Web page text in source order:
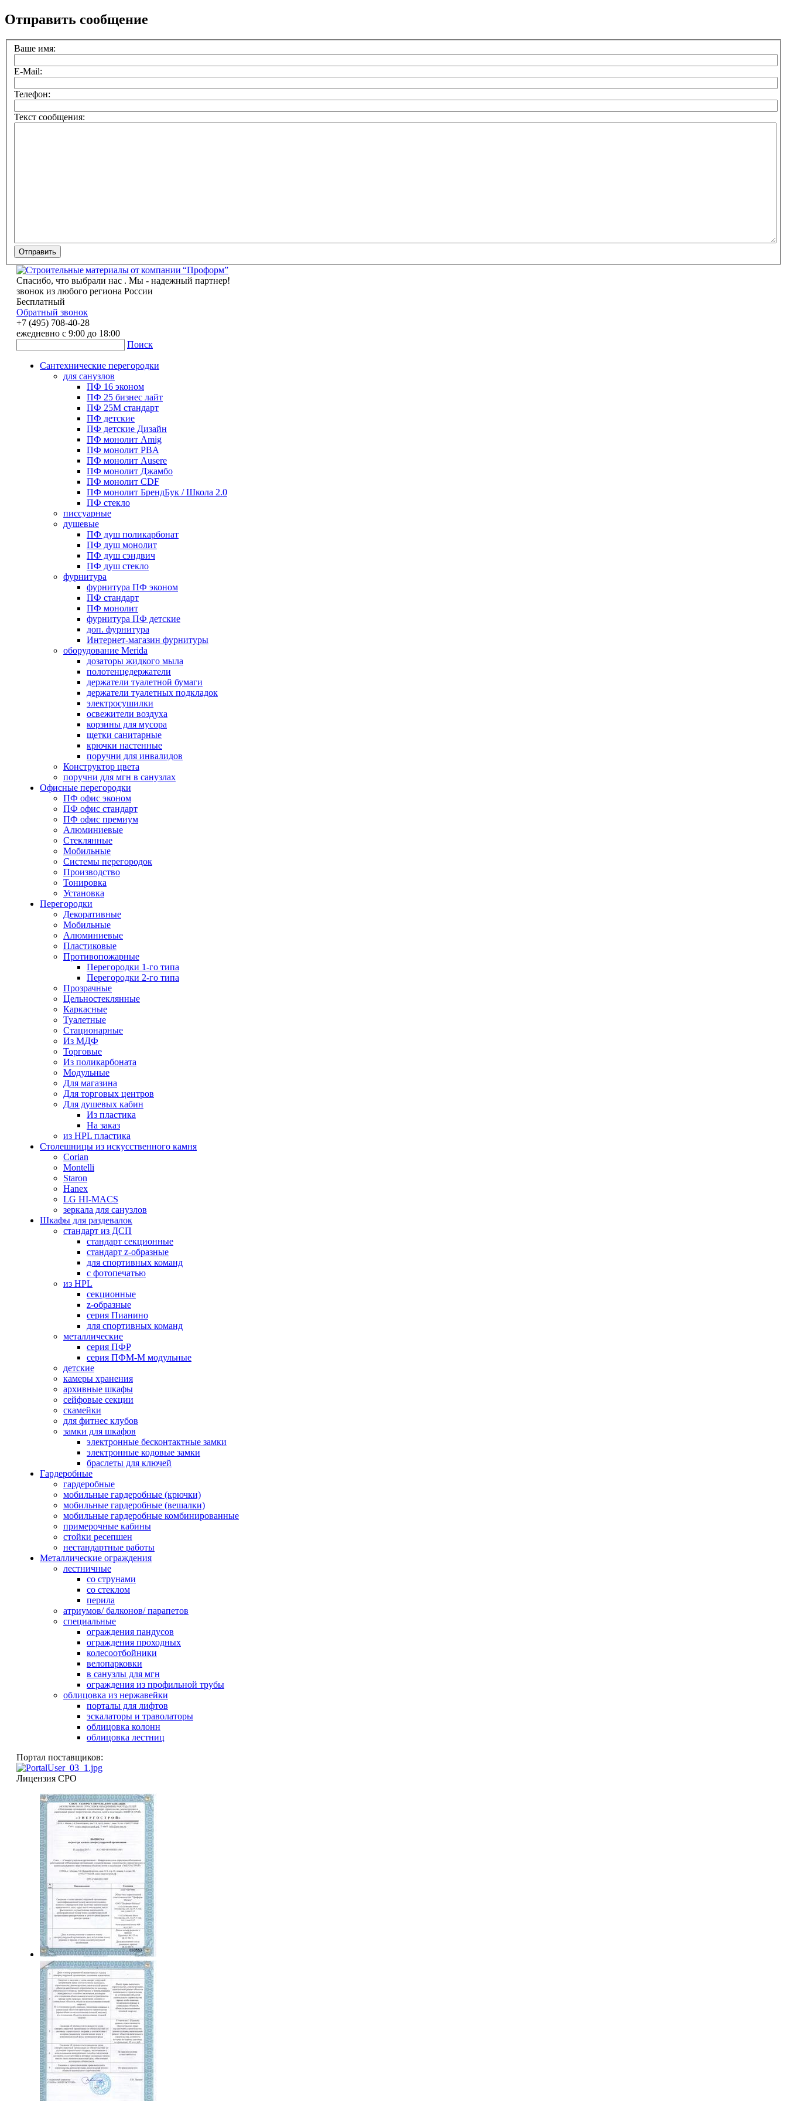
Отправить сообщение
Ваше имя:
E-Mail:
Телефон:
Текст сообщения:
Спасибо, что выбрали нас . Мы - надежный партнер!
звонок из любого региона России
Бесплатный
Обратный звонок
+7 (495) 708-40-28
ежедневно с 9:00 до 18:00
Поиск
Сантехнические перегородки
для санузлов
ПФ 16 эконом
ПФ 25 бизнес лайт
ПФ 25М стандарт
ПФ детские
ПФ детские Дизайн
ПФ монолит Amig
ПФ монолит PBA
ПФ монолит Ausere
ПФ монолит Джамбо
ПФ монолит CDF
ПФ монолит БрендБук / Школа 2.0
ПФ стекло
писсуарные
душевые
ПФ душ поликарбонат
ПФ душ монолит
ПФ душ сэндвич
ПФ душ стекло
фурнитура
фурнитура ПФ эконом
ПФ стандарт
ПФ монолит
фурнитура ПФ детские
доп. фурнитура
Интернет-магазин фурнитуры
оборудование Merida
дозаторы жидкого мыла
полотенцедержатели
держатели туалетной бумаги
держатели туалетных подкладок
электросушилки
освежители воздуха
корзины для мусора
щетки санитарные
крючки настенные
поручни для инвалидов
Конструктор цвета
поручни для мгн в санузлах
Офисные перегородки
ПФ офис эконом
ПФ офис стандарт
ПФ офис премиум
Алюминиевые
Стеклянные
Мобильные
Системы перегородок
Производство
Тонировка
Установка
Перегородки
Декоративные
Мобильные
Алюминиевые
Пластиковые
Противопожарные
Перегородки 1-го типа
Перегородки 2-го типа
Прозрачные
Цельностеклянные
Каркасные
Туалетные
Стационарные
Из МДФ
Торговые
Из поликарбоната
Модульные
Для магазина
Для торговых центров
Для душевых кабин
Из пластика
На заказ
из HPL пластика
Столешницы из искусственного камня
Corian
Montelli
Staron
Hanex
LG HI-MACS
зеркала для санузлов
Шкафы для раздевалок
стандарт из ДСП
стандарт секционные
стандарт z-образные
для спортивных команд
с фотопечатью
из HPL
секционные
z-образные
серия Пианино
для спортивных команд
металлические
серия ПФР
серия ПФМ-М модульные
детские
камеры хранения
архивные шкафы
сейфовые секции
скамейки
для фитнес клубов
замки для шкафов
электронные бесконтактные замки
электронные кодовые замки
браслеты для ключей
Гардеробные
гардеробные
мобильные гардеробные (крючки)
мобильные гардеробные (вешалки)
мобильные гардеробные комбинированные
примерочные кабины
стойки ресепшен
нестандартные работы
Металлические ограждения
лестничные
со струнами
со стеклом
перила
атриумов/ балконов/ парапетов
специальные
ограждения пандусов
ограждения проходных
колесоотбойники
велопарковки
в санузлы для мгн
ограждения из профильной трубы
облицовка из нержавейки
порталы для лифтов
эскалаторы и траволаторы
облицовка колонн
облицовка лестниц
Портал поставщиков:
Лицензия СРО